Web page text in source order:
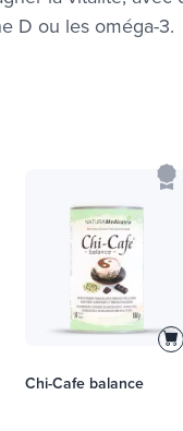
D ou les oméga-3.
Chi-Cafe balance